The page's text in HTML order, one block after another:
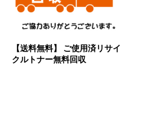
【送料無料】 ご使用済リサイ
クルトナー無料回収